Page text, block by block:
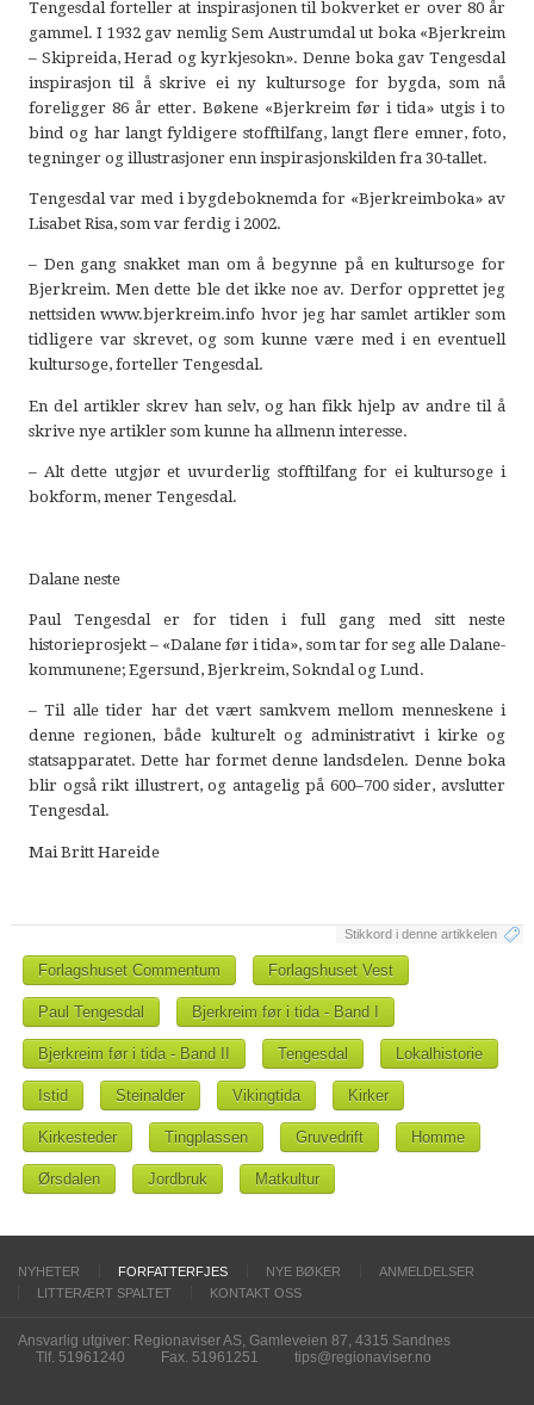
Tengesdal forteller at inspirasjonen til bokverket er over 80 år
gammel. I 1932 gav nemlig Sem Austrumdal ut boka «Bjerkreim
– Skipreida, Herad og kyrkjesokn». Denne boka gav Tengesdal
inspirasjon til å skrive ei ny kultursoge for bygda, som nå
foreligger 86 år etter. Bøkene «Bjerkreim før i tida» utgis i to
bind og har langt fyldigere stofftilfang, langt flere emner, foto,
tegninger og illustrasjoner enn inspirasjonskilden fra 30-tallet.
Tengesdal var med i bygdeboknemda for «Bjerkreimboka» av
Lisabet Risa, som var ferdig i 2002.
– Den gang snakket man om å begynne på en kultursoge for
Bjerkreim. Men dette ble det ikke noe av. Derfor opprettet jeg
nettsiden www.bjerkreim.info hvor jeg har samlet artikler som
tidligere var skrevet, og som kunne være med i en eventuell
kultursoge, forteller Tengesdal.
En del artikler skrev han selv, og han fikk hjelp av andre til å
skrive nye artikler som kunne ha allmenn interesse.
– Alt dette utgjør et uvurderlig stofftilfang for ei kultursoge i
bokform, mener Tengesdal.
Dalane neste
Paul Tengesdal er for tiden i full gang med sitt neste
historieprosjekt – «Dalane før i tida», som tar for seg alle Dalane-
kommunene; Egersund, Bjerkreim, Sokndal og Lund.
– Til alle tider har det vært samkvem mellom menneskene i
denne regionen, både kulturelt og administrativt i kirke og
statsapparatet. Dette har formet denne landsdelen. Denne boka
blir også rikt illustrert, og antagelig på 600–700 sider, avslutter
Tengesdal.
Mai Britt Hareide
Stikkord i denne artikkelen
Forlagshuset Commentum Forlagshuset Vest
Paul Tengesdal Bjerkreim før i tida - Band I
Bjerkreim før i tida - Band II Tengesdal Lokalhistorie
Istid Steinalder Vikingtida Kirker
Kirkesteder Tingplassen Gruvedrift Homme
Ørsdalen Jordbruk Matkultur
NYHETER FORFATTERFJES NYE BØKER
ANMELDELSER
LITTERÆRT SPALTET
KONTAKT OSS
Ansvarlig utgiver: Regionaviser AS, Gamleveien 87, 4315 Sandnes
Tlf. 51961240
Fax. 51961251 tips@regionaviser.no